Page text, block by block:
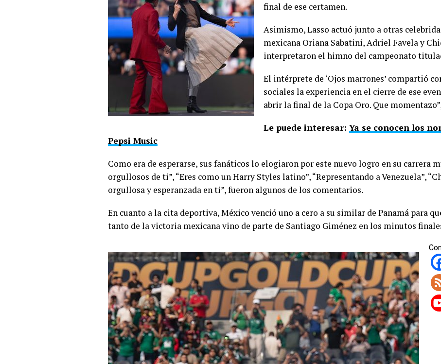
final de ese certamen.
Asimismo, Lasso actuó junto a otras
mexicana Oriana Sabatini, Adriel Favela y
interpretaron el himno del campeonato
El intérprete de ‘Ojos marrones’ compartió
sociales la experiencia en el cierre de ese
abrir la final de la Copa Oro. Que
Le puede interesar: Ya se conocen los
Pepsi Music
Como era de esperarse, sus fanáticos lo elogiaron por este nuevo logro en su carrera
orgullosos de ti”, “Eres como un Harry Styles latino”, “Representando a Venezuela”,
orgullosa y esperanzada en ti”, fueron algunos de los comentarios.
En cuanto a la cita deportiva, México venció uno a cero a su similar de Panamá para
tanto de la victoria mexicana vino de parte de Santiago Giménez en los minutos